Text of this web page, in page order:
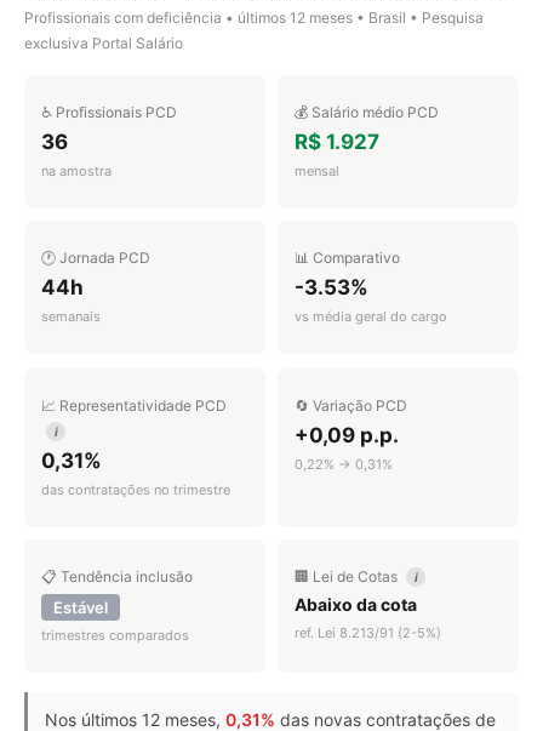
Profissionais com deficiência • últimos 12 meses • Brasil • Pesquisa
exclusiva Portal Salário
♿ Profissionais PCD
36
na amostra
💰 Salário médio PCD
R$ 1.927
mensal
🕐 Jornada PCD
44h
semanais
📊 Comparativo
-3.53%
vs média geral do cargo
📈 Representatividade PCD
i
0,31%
das contratações no trimestre
🔄 Variação PCD
+0,09 p.p.
0,22% → 0,31%
📋 Tendência inclusão
Estável
trimestres comparados
🏢 Lei de Cotas i
Abaixo da cota
ref. Lei 8.213/91 (2-5%)
Nos últimos 12 meses, 0,31% das novas contratações de